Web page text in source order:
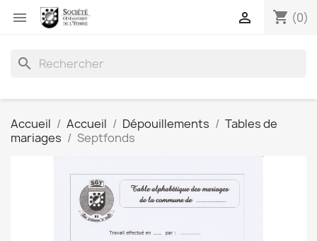
 shopping_cart (0)

search
Accueil Accueil Dépouillements
Tables de
mariages
Septfonds